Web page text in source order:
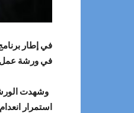
️في إطار
في ورشة عمل